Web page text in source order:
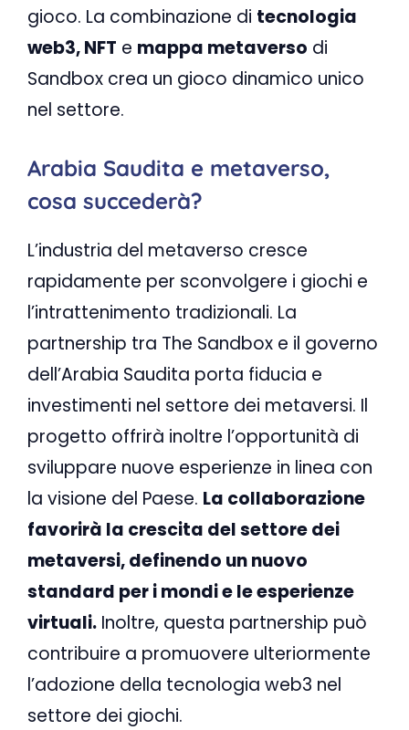
gioco. La combinazione di tecnologia
web3, NFT e mappa metaverso di
Sandbox crea un gioco dinamico unico
nel settore.
Arabia Saudita e metaverso,
cosa succederà?
L’industria del metaverso cresce
rapidamente per sconvolgere i giochi e
l’intrattenimento tradizionali. La
partnership tra The Sandbox e il governo
dell’Arabia Saudita porta fiducia e
investimenti nel settore dei metaversi. Il
progetto offrirà inoltre l’opportunità di
sviluppare nuove esperienze in linea con
la visione del Paese. La collaborazione
favorirà la crescita del settore dei
metaversi, definendo un nuovo
standard per i mondi e le esperienze
virtuali. Inoltre, questa partnership può
contribuire a promuovere ulteriormente
l’adozione della tecnologia web3 nel
settore dei giochi.